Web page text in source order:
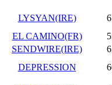
LYSYAN(IRE)
EL CAMINO(FR)
SENDWIRE(IRE)
DEPRESSION